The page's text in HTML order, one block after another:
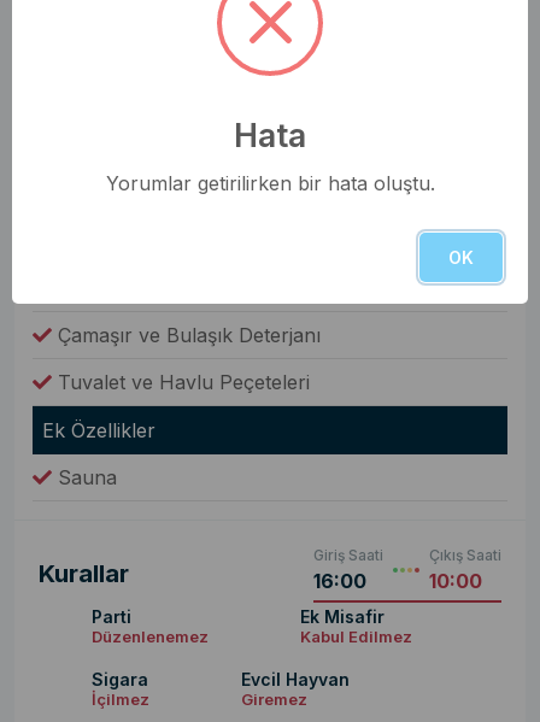
Fiyata Dahil Değil
Çamaşır ve Bulaşık Deterjanı
Tuvalet ve Havlu Peçeteleri
Ek Özellikler
Sauna
Kurallar
Giriş Saati
16:00
Çıkış Saati
10:00
Parti
Düzenlenemez
Ek Misafir
Kabul Edilmez
Sigara
İçilmez
Evcil Hayvan
Giremez
Hata
Yorumlar getirilirken bir hata oluştu.
OK